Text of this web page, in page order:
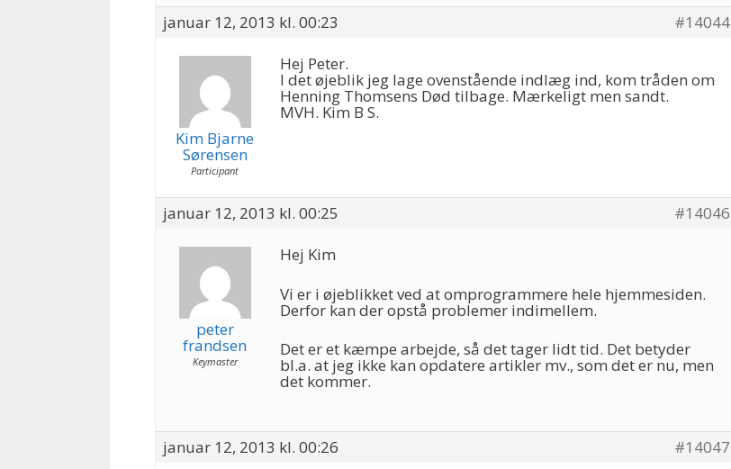
januar 12, 2013 kl. 00:23 #14044
Kim Bjarne
Sørensen
Participant
Hej Peter.
I det øjeblik jeg lage ovenstående indlæg ind, kom tråden om
Henning Thomsens Død tilbage. Mærkeligt men sandt.
MVH. Kim B S.
januar 12, 2013 kl. 00:25 #14046
peter
frandsen
Keymaster
Hej Kim
Vi er i øjeblikket ved at omprogrammere hele hjemmesiden.
Derfor kan der opstå problemer indimellem.
Det er et kæmpe arbejde, så det tager lidt tid. Det betyder
bl.a. at jeg ikke kan opdatere artikler mv., som det er nu, men
det kommer.
januar 12, 2013 kl. 00:26 #14047